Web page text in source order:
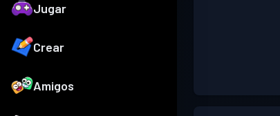
Jugar
Crear
Amigos